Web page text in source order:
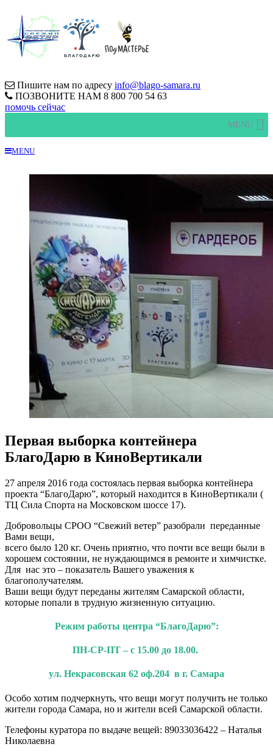
Пишите нам по адресу info@blago-samara.ru
ПОЗВОНИТЕ НАМ 8 800 700 54 63
помочь сейчас
MENU
MENU
Первая выборка контейнера
БлагоДарю в КиноВертикали
27 апреля 2016 года состоялась первая выборка контейнера
проекта “БлагоДарю”, который находится в КиноВертикали (
ТЦ Сила Спорта на Московском шоссе 17).
Добровольцы СРОО “Свежий ветер” разобрали переданные
Вами вещи,
всего было 120 кг. Очень приятно, что почти все вещи были в
хорошем состоянии, не нуждающимся в ремонте и химчистке.
Для нас это – показатель Вашего уважения к
благополучателям.
Ваши вещи будут переданы жителям Самарской области,
которые попали в трудную жизненную ситуацию.
Режим работы центра “БлагоДарю”:
ПН-СР-ПТ – с 15.00 до 18.00.
ул. Некрасовская 62 оф.204 в г. Самара
Особо хотим подчеркнуть, что вещи могут получить не только
жители города Самара, но и жители всей Самарской области.
Телефоны куратора по выдаче вещей: 89033036422 – Наталья
Николаевна